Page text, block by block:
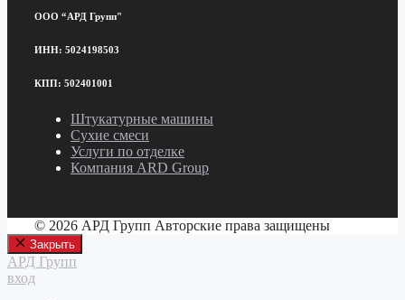
ООО “АРД Групп"
ИНН: 5024198503
КПП: 502401001
Штукатурные машины
Сухие смеси
Услуги по отделке
Компания ARD Group
© 2026 АРД Групп Авторские права защищены
Закрыть
АРД Групп
вход